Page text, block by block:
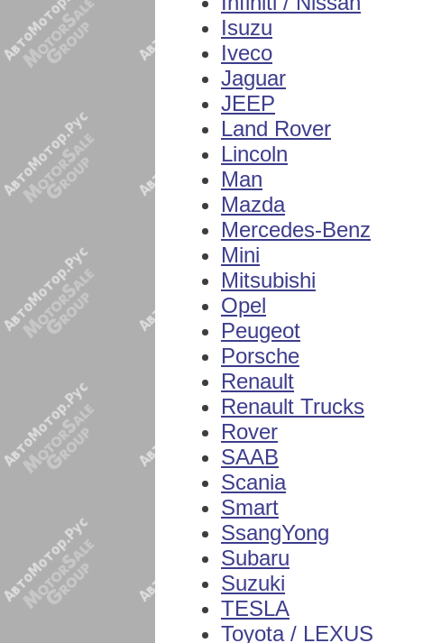
Isuzu
Iveco
Jaguar
JEEP
Land Rover
Lincoln
Man
Mazda
Mercedes-Benz
Mini
Mitsubishi
Opel
Peugeot
Porsche
Renault
Renault Trucks
Rover
SAAB
Scania
Smart
SsangYong
Subaru
Suzuki
TESLA
Toyota / LEXUS